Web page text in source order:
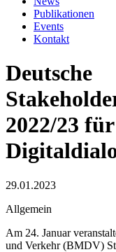
Publikationen
Events
Kontakt
Deutsche
2022/23
29.01.2023
Allgemein
Am 24. Januar
und Verkehr (BMDV)